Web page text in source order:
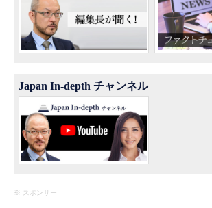
Japan In-depth チャンネル
※ スポンサー